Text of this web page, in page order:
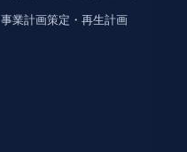
事業計画策定・再生計画